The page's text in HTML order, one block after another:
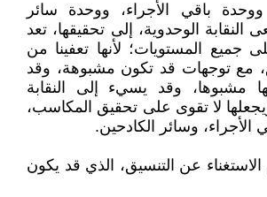
ووحدة باقي الأجراء، ووحدة سائر
النقابة الوحدوية، إلى تحقيقها، تعد
جميع المستويات؛ لأنها تعفينا من
مع توجهات قد تكون مشبوهة، وقد
مشبوها، وقد يسيء إلى النقابة
ويجعلها لا تقوى على تحقيق المكاسب،
الأجراء، وسائر الكادحين.
عن التنسيق، الذي قد يكون